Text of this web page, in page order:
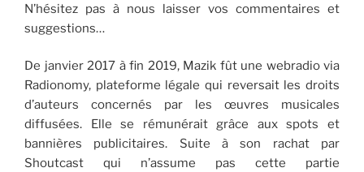
N’hésitez pas à nous laisser vos commentaires et
suggestions…
De janvier 2017 à fin 2019, Mazik fût une webradio via
Radionomy, plateforme légale qui reversait les droits
d’auteurs concernés par les œuvres musicales
diffusées. Elle se rémunérait grâce aux spots et
bannières publicitaires. Suite à son rachat par
Shoutcast qui n’assume pas cette partie